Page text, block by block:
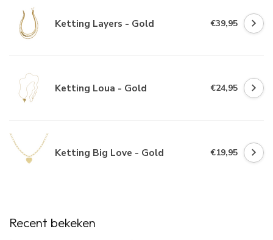
Ketting Layers - Gold €39,95
Ketting Loua - Gold €24,95
Ketting Big Love - Gold €19,95
Recent bekeken